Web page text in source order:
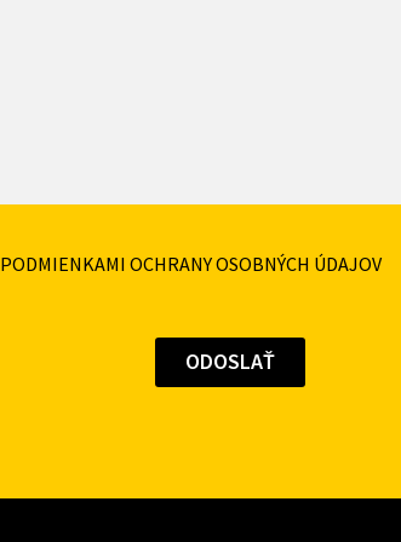
PODMIENKAMI OCHRANY OSOBNÝCH ÚDAJOV